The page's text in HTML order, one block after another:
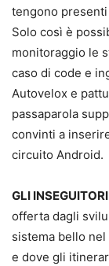
tengono
Solo così è
monitoraggio le
caso di code e
Autovelox e
passaparola
convinti a
circuito Android.
GLI
offerta dagli
sistema bello
e dove gli